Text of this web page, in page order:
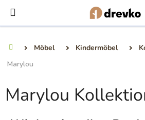
Inhalt
springen
Möbel Kindermöbel
Marylou
Marylou